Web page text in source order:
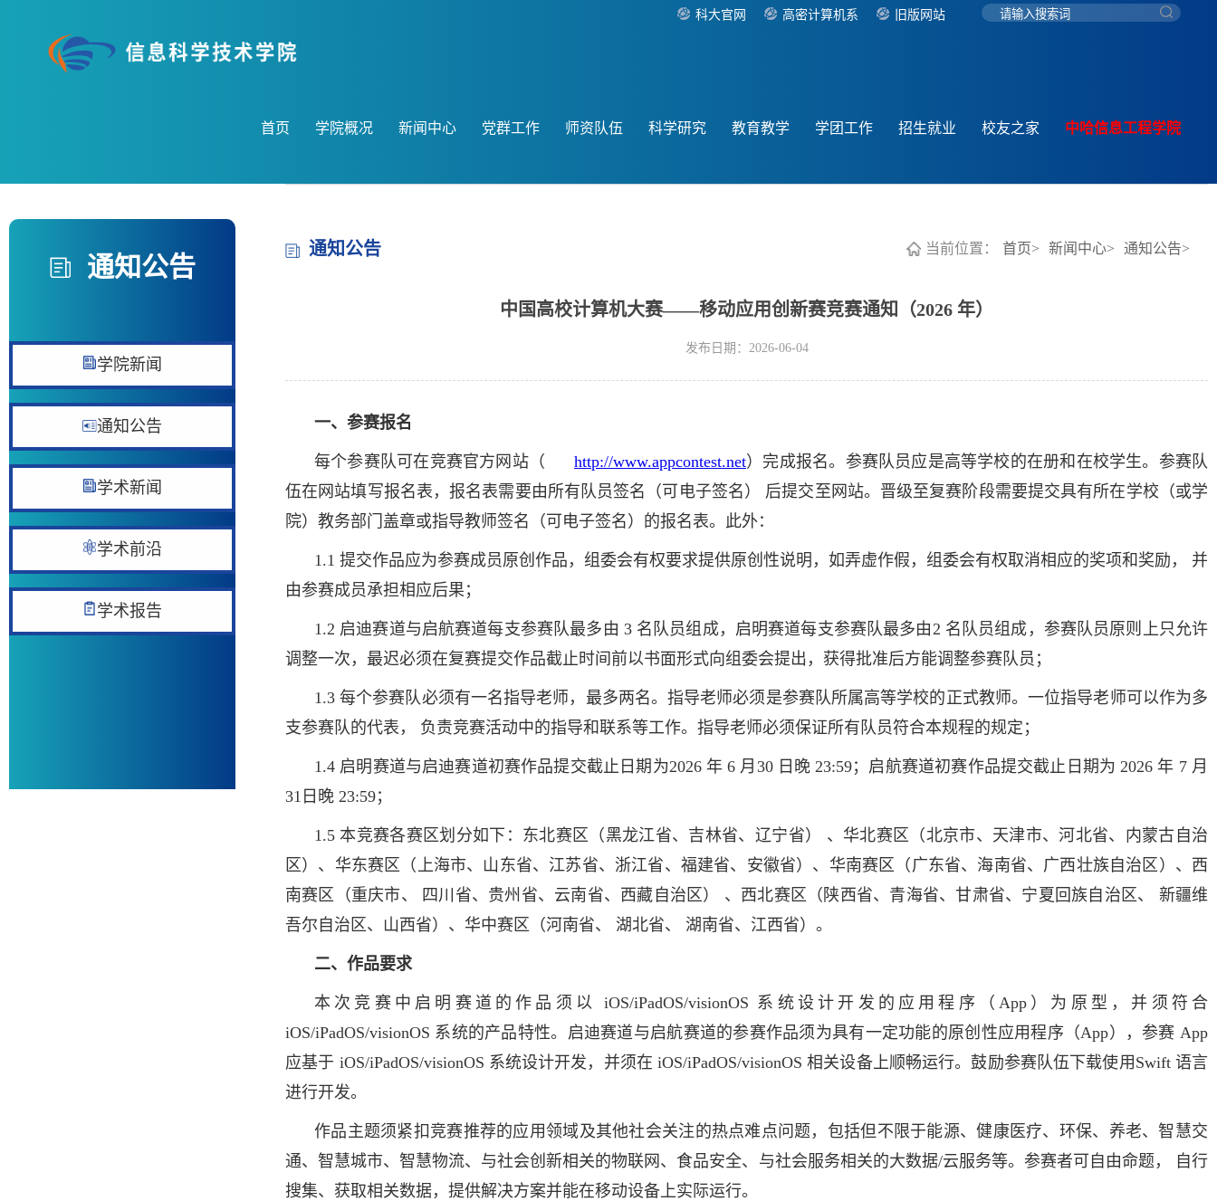
科大官网 高密计算机系 旧版网站
首页 学院概况 新闻中心 党群工作 师资队伍 科学研究 教育教学 学团工作 招生就业 校友之家 中哈信息工程学院
通知公告
学院新闻
通知公告
学术新闻
学术前沿
学术报告
通知公告 当前位置： 首页> 新闻中心> 通知公告>
中国高校计算机大赛——移动应用创新赛竞赛通知（2026 年）
发布日期：2026-06-04
一、参赛报名
每个参赛队可在竞赛官方网站（ http://www.appcontest.net）完成报名。参赛队员应是高等学校的在册和在校学生。参赛队
伍在网站填写报名表，报名表需要由所有队员签名（可电子签名） 后提交至网站。晋级至复赛阶段需要提交具有所在学校（或学
院）教务部门盖章或指导教师签名（可电子签名）的报名表。此外：
1.1 提交作品应为参赛成员原创作品，组委会有权要求提供原创性说明，如弄虚作假，组委会有权取消相应的奖项和奖励， 并
由参赛成员承担相应后果；
1.2 启迪赛道与启航赛道每支参赛队最多由 3 名队员组成，启明赛道每支参赛队最多由2 名队员组成，参赛队员原则上只允许
调整一次，最迟必须在复赛提交作品截止时间前以书面形式向组委会提出，获得批准后方能调整参赛队员；
1.3 每个参赛队必须有一名指导老师，最多两名。指导老师必须是参赛队所属高等学校的正式教师。一位指导老师可以作为多
支参赛队的代表， 负责竞赛活动中的指导和联系等工作。指导老师必须保证所有队员符合本规程的规定；
1.4 启明赛道与启迪赛道初赛作品提交截止日期为2026 年 6 月30 日晚 23:59；启航赛道初赛作品提交截止日期为 2026 年 7 月
31日晚 23:59；
1.5 本竞赛各赛区划分如下：东北赛区（黑龙江省、吉林省、辽宁省） 、华北赛区（北京市、天津市、河北省、内蒙古自治
区）、华东赛区（上海市、山东省、江苏省、浙江省、福建省、安徽省）、华南赛区（广东省、海南省、广西壮族自治区）、西
南赛区（重庆市、 四川省、贵州省、云南省、西藏自治区） 、西北赛区（陕西省、青海省、甘肃省、宁夏回族自治区、 新疆维
吾尔自治 区、山西省）、华中赛区（河南省、 湖北省、 湖南省、江西省）。
二、作品要求
本次竞赛中启明赛道的作品须以 iOS/iPadOS/visionOS 系统设计开发的应用程序（App）为原型，并须符合
iOS/iPadOS/visionOS 系统的产品特性。启迪赛道与启航赛道的参赛作品须为具有一定功能的原创性应用程序（App），参赛 App
应基于 iOS/iPadOS/visionOS 系统设计开发，并须在 iOS/iPadOS/visionOS 相关设备上顺畅运行。鼓励参赛队伍下载使用Swift 语言
进行开发。
作品主题须紧扣竞赛推荐的应用领域及其他社会关注的热点难点问题，包括但不限于能源、健康医疗、环保、养老、智慧交
通、智慧城市、智慧物流、与社会创新相关的物联网、食品安全、与社会服务相关的大数据/云服务等。参赛者可自由命题， 自行
搜集、获取相关数据，提供解决方案并能在移动设备上实际运行。